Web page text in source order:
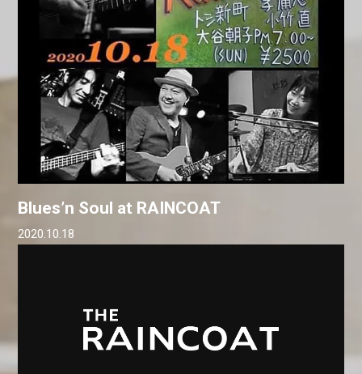
Blues’n Soul at RAINCOAT
2020.10.18